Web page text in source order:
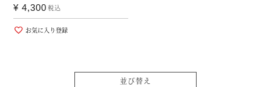
¥ 4,300 税込
お気に入り登録
並び替え